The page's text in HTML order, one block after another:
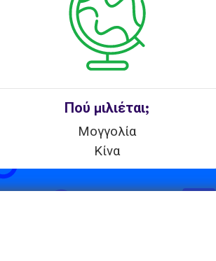
Πού μιλιέται;
Μογγολία
Κίνα